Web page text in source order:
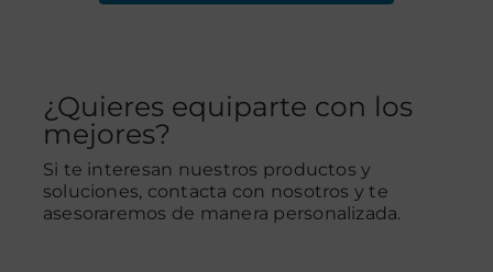
¿Quieres equiparte con los
mejores?
Si te interesan nuestros productos y
soluciones, contacta con nosotros y te
asesoraremos de manera personalizada.